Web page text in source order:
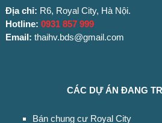
Địa chỉ: R6, Royal City, Hà Nội.
Hotline: 0931 857 999
Email: thaihv.bds@gmail.com
CÁC DỰ ÁN ĐANG
Bán chung cư Royal City